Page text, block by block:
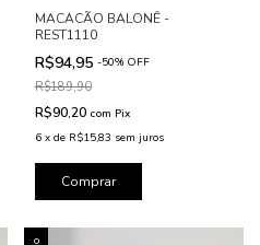
MACACÃO BALONÊ -
REST1110
R$94,95 -50% OFF
R$189,90
R$90,20 com Pix
6 x de R$15,83 sem juros
Comprar